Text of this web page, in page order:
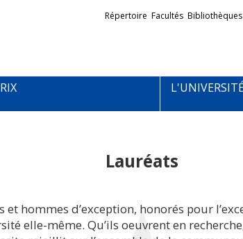
Liens
externes
Répertoire Facultés Bibliothèques
Lauréats
et hommes d’exception, honorés pour
elle-même. Qu’ils oeuvrent en